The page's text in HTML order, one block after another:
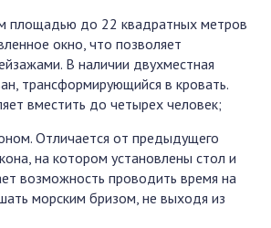
площадью до 22 квадратных метров
окно, что позволяет
В наличии двухместная
трансформирующийся в кровать.
вместить до четырех человек;
Отличается от предыдущего
на котором установлены стол и
возможность проводить время на
морским бризом, не выходя из